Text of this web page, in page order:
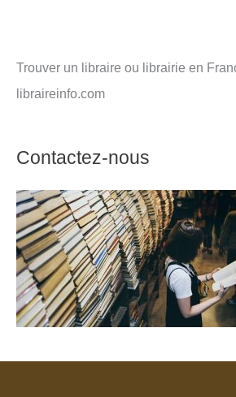
Trouver un libraire ou librairie en
libraireinfo.com
Contactez-nous